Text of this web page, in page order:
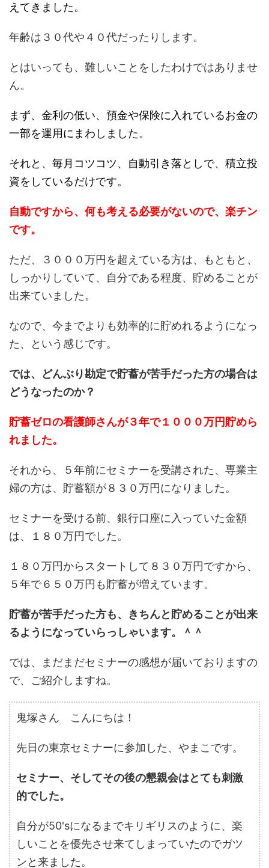
えてきました。
年齢は３０代や４０代だったりします。
とはいっても、難しいことをしたわけではありませ
ん。
まず、金利の低い、預金や保険に入れているお金の
一部を運用にまわしました。
それと、毎月コツコツ、自動引き落としで、積立投
資をしているだけです。
自動ですから、何も考える必要がないので、楽チン
です。
ただ、３０００万円を超えている方は、もともと、
しっかりしていて、自分である程度、貯めることが
出来ていました。
なので、今までよりも効率的に貯めれるようになっ
た、という感じです。
では、どんぶり勘定で貯蓄が苦手だった方の場合は
どうなったのか？
貯蓄ゼロの看護師さんが３年で１０００万円貯めら
れました。
それから、５年前にセミナーを受講された、専業主
婦の方は、貯蓄額が８３０万円になりました。
セミナーを受ける前、銀行口座に入っていた金額
は、１８０万円でした。
１８０万円からスタートして８３０万円ですから、
５年で６５０万円も貯蓄が増えています。
貯蓄が苦手だった方も、きちんと貯めることが出来
るようになっていらっしゃいます。＾＾
では、まだまだセミナーの感想が届いておりますの
で、ご紹介しますね。
鬼塚さん こんにちは！
先日の東京セミナーに参加した、やまこです。
セミナー、そしてその後の懇親会はとても刺激
的でした。
自分が50'sになるまでキリギリスのように、楽
しいことを優先させ来てしまっていたのでガツ
ンと来ました。